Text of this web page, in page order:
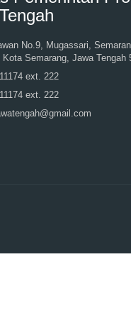
No.9, Mugassari,
Semarang, Jawa Tengah
ext. 222
ext. 222